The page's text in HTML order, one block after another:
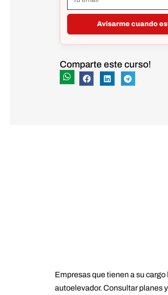
Avisarme cuando
Comparte este curso!
Empresas que tienen a su
autoelevador. Consultar planes